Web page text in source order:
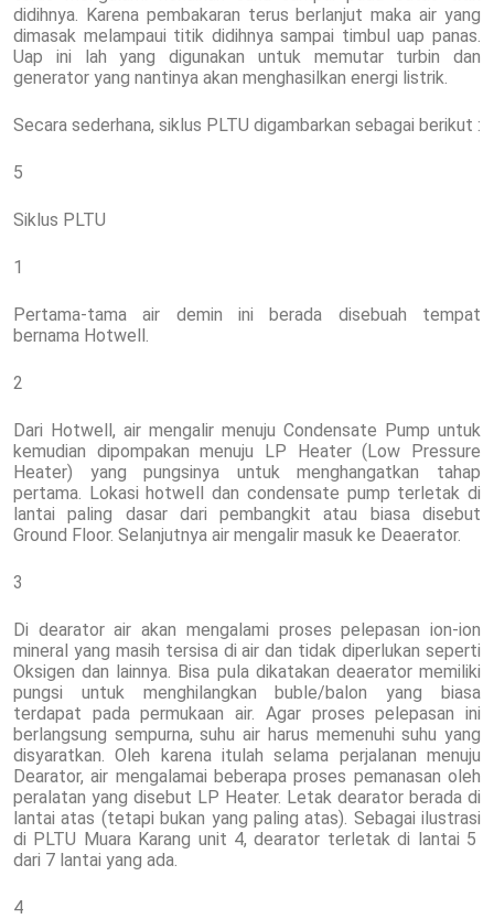
didihnya. Karena pembakaran terus berlanjut maka air yang
dimasak melampaui titik didihnya sampai timbul uap panas.
Uap ini lah yang digunakan untuk memutar turbin dan
generator yang nantinya akan menghasilkan energi listrik.
Secara sederhana, siklus PLTU digambarkan sebagai berikut :
5
Siklus PLTU
1
Pertama-tama air demin ini berada disebuah tempat
bernama Hotwell.
2
Dari Hotwell, air mengalir menuju Condensate Pump untuk
kemudian dipompakan menuju LP Heater (Low Pressure
Heater) yang pungsinya untuk menghangatkan tahap
pertama. Lokasi hotwell dan condensate pump terletak di
lantai paling dasar dari pembangkit atau biasa disebut
Ground Floor. Selanjutnya air mengalir masuk ke Deaerator.
3
Di dearator air akan mengalami proses pelepasan ion-ion
mineral yang masih tersisa di air dan tidak diperlukan seperti
Oksigen dan lainnya. Bisa pula dikatakan deaerator memiliki
pungsi untuk menghilangkan buble/balon yang biasa
terdapat pada permukaan air. Agar proses pelepasan ini
berlangsung sempurna, suhu air harus memenuhi suhu yang
disyaratkan. Oleh karena itulah selama perjalanan menuju
Dearator, air mengalamai beberapa proses pemanasan oleh
peralatan yang disebut LP Heater. Letak dearator berada di
lantai atas (tetapi bukan yang paling atas). Sebagai ilustrasi
di PLTU Muara Karang unit 4, dearator terletak di lantai 5
dari 7 lantai yang ada.
4